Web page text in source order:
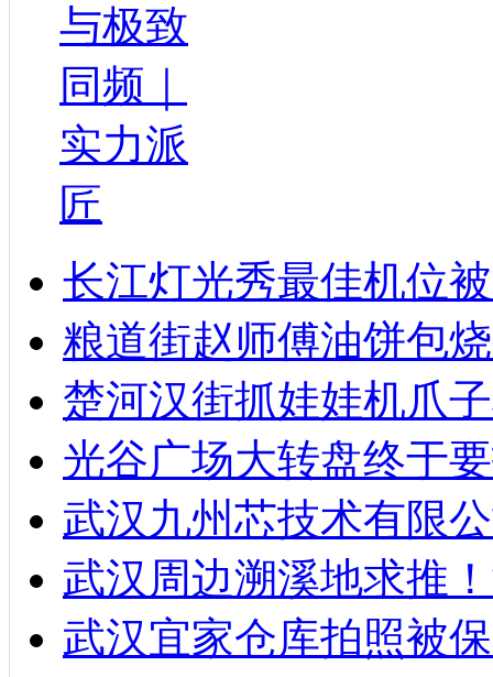
与极致
同频｜
实力派
匠
长江灯光秀最佳机位
粮道街赵师傅油饼包
楚河汉街抓娃娃机爪
光谷广场大转盘终于
武汉九州芯技术有限
武汉周边溯溪地求推
武汉宜家仓库拍照被